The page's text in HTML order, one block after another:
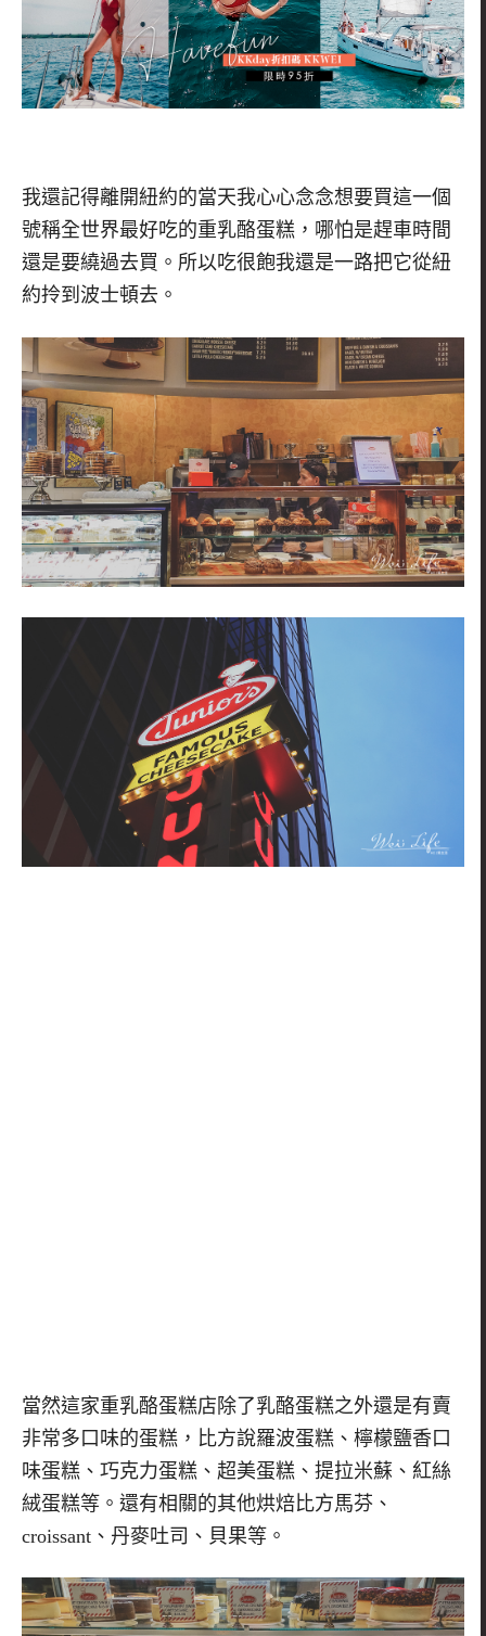
我還記得離開紐約的當天我心心念念想要買這一個
號稱全世界最好吃的重乳酪蛋糕，哪怕是趕車時間
還是要繞過去買。所以吃很飽我還是一路把它從紐
約拎到波士頓去。
當然這家重乳酪蛋糕店除了乳酪蛋糕之外還是有賣
非常多口味的蛋糕，比方說羅波蛋糕、檸檬鹽香口
味蛋糕、巧克力蛋糕、超美蛋糕、提拉米蘇、紅絲
絨蛋糕等。還有相關的其他烘焙比方馬芬、
croissant 、丹麥吐司、貝果等。